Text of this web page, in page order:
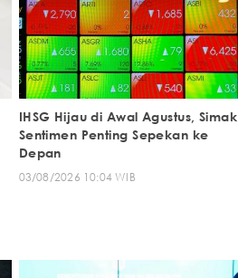
IHSG Hijau di Awal Agustus, Simak
Sentimen Penting Sepekan ke
Depan
03/08/2026 10:04 WIB